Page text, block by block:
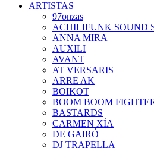
ARTISTAS
97onzas
ACHILIFUNK SOUND
ANNA MIRA
AUXILI
AVANT
AT VERSARIS
ARRE AK
BOIKOT
BOOM BOOM
BASTARDS
CARMEN XÍA
DE GAIRÓ
DJ TRAPELLA